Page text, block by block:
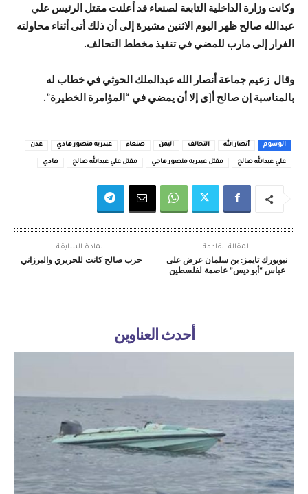
وكانت وزارة الداخلية التابعة لصنعاء قد أعلنت مقتل الرئيس علي
عبدالله صالح ظهر اليوم الاثنين مشيرة إلى أن ذلك أتى أثناء محاولته
الفرار إلى مارب للمضي في تنفيذ مخطط التحالف.
وقال زعيم جماعة أنصار الله عبدالملك الحوثي في خطاب له
بالمناسبة إن صالح أ[ى إلا أن يمضي في “المؤامرة الخطيرة”.
الوسوم أنصار الله التحالف اليمن صنعاء عبدربه منصور هادي عدن
علي عبدالله صالح مقتل عبدربه منصور هاجي مقتل علي عبدالله صالح هادي
المادة السابقة
حرب صالح كانت للحريري والبرزاني
المقالة القادمة
نيويورك تايمز: بن سلمان عرض على
عباس “أبو ديس” عاصمة لفلسطين
أحدث العناوين